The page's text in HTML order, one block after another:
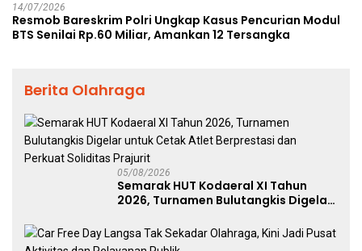
14/07/2026
Resmob Bareskrim Polri Ungkap Kasus Pencurian Modul
BTS Senilai Rp.60 Miliar, Amankan 12 Tersangka
Berita Olahraga
05/08/2026
Semarak HUT Kodaeral XI Tahun
2026, Turnamen Bulutangkis Digelar
Perkuat Soliditas Prajurit